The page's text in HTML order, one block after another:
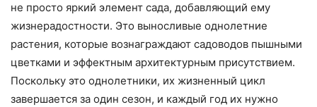
не просто яркий элемент сада, добавляющий ему
жизнерадостности. Это выносливые однолетние
растения, которые вознаграждают садоводов пышными
цветками и эффектным архитектурным присутствием.
Поскольку это однолетники, их жизненный цикл
завершается за один сезон, и каждый год их нужно